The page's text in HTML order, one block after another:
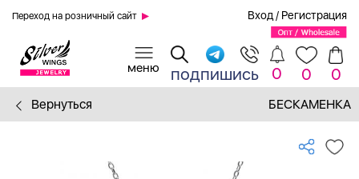
Переход на розничный сайт Вход / Регистрация
подпишись 0 0 0
Вернуться БЕСКАМЕНКА